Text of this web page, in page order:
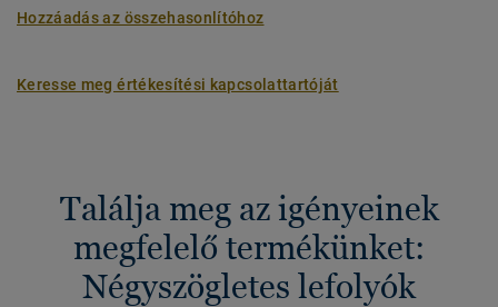
Hozzáadás az összehasonlítóhoz
Keresse meg értékesítési kapcsolattartóját
Találja meg az igényeinek
megfelelő termékünket:
Négyszögletes lefolyók